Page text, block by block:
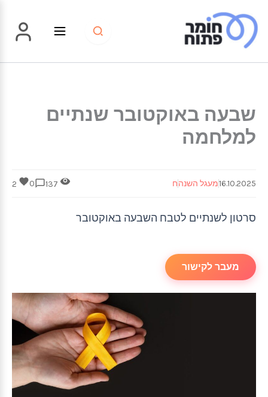
לתוכן
שבעה באוקטובר שנתיים
למלחמה
16.10.2025מעגל השנהח 0
סרטון לשנתיים לטבח השבעה באוקטובר
מעבר לקישור